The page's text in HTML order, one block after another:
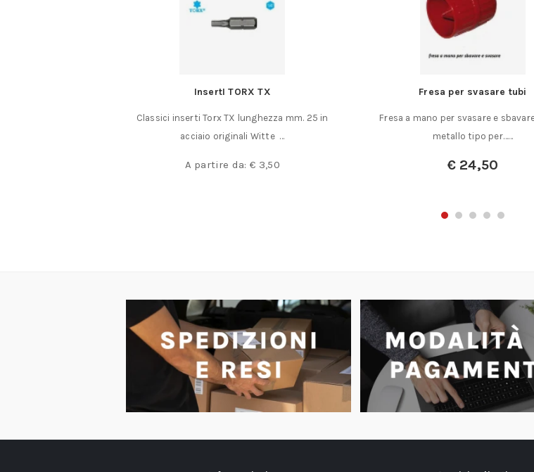
InsertI TORX TX
Classici inserti Torx TX lunghezza mm. 25 in
acciaio originali Witte …
A partire da: € 3,50
Fresa per svasare tubi
Fresa a mano per svasare e
metallo tipo per……
€24,50